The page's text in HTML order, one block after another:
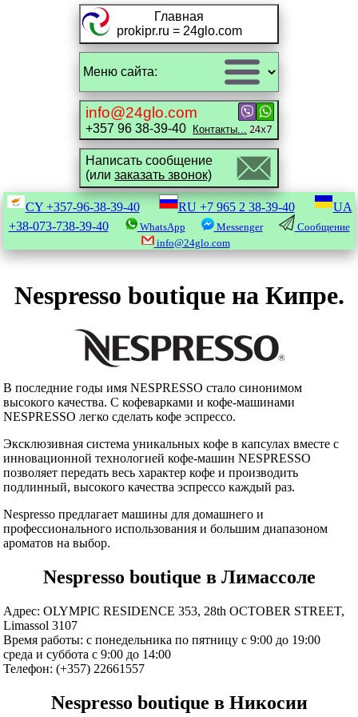
Главная
prokipr.ru = 24glo.com
info@24glo.com
+357 96 38-39-40 Контакты...
Написать сообщение
(или заказать звонок)
CY +357-96-38-39-40 RU +7 965 2 38-39-40
UA
+38-073-738-39-40
WhatsApp Messenger
Сообщение
info@24glo.com
Nespresso boutique на Кипре.
В последние годы имя NESPRESSO стало синонимом
высокого качества. С кофеварками и кофе-машинами
NESPRESSO легко сделать кофе эспрессо.
Эксклюзивная система уникальных кофе в капсулах вместе с
инновационной технологией кофе-машин NESPRESSO
позволяет передать весь характер кофе и производить
подлинный, высокого качества эспрессо каждый раз.
Nespresso предлагает машины для домашнего и
профессионального использования и большим диапазоном
ароматов на выбор.
Nespresso boutique в Лимассоле
Адрес: OLYMPIC RESIDENCE 353, 28th OCTOBER STREET,
Limassol 3107
Время работы: с понедельника по пятницу с 9:00 до 19:00
среда и суббота с 9:00 до 14:00
Телефон: (+357) 22661557
Nespresso boutique в Никосии